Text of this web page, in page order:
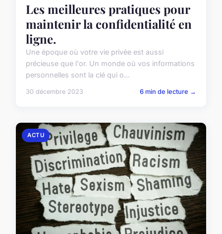
Les meilleures pratiques pour
maintenir la confidentialité en
ligne.
Une époque où votre vie privée est aussi
précieuse que l'or. Un monde où vos informations
personnelles sont la clé qui o...
30 décembre 2023 6 min de lecture →
ACTU